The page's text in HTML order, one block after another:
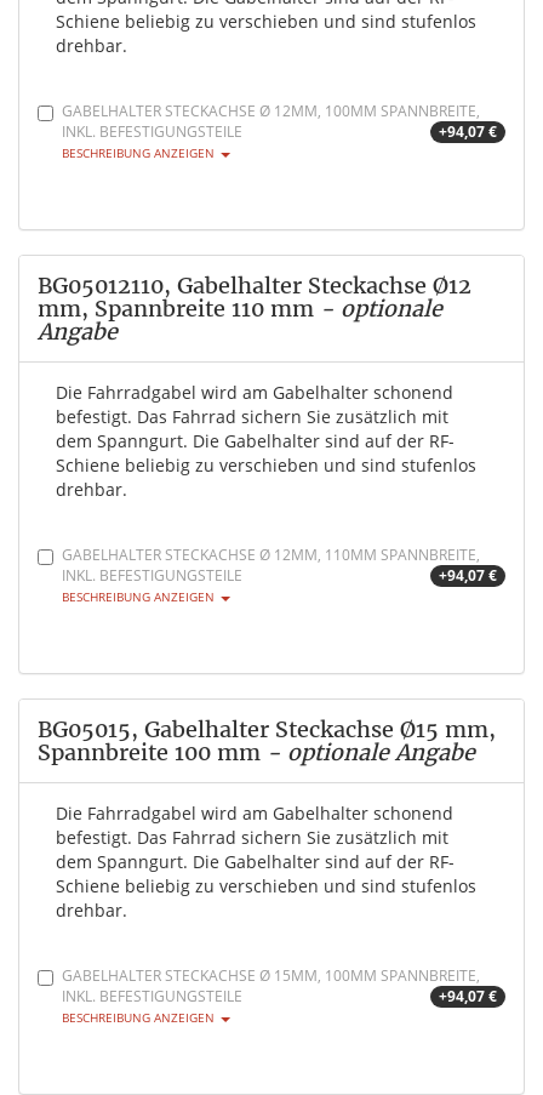
Schiene beliebig zu verschieben und sind stufenlos
drehbar.
GABELHALTER STECKACHSE Ø 12MM, 100MM SPANNBREITE,
INKL. BEFESTIGUNGSTEILE
+94,07 €
BESCHREIBUNG ANZEIGEN
BG05012110, Gabelhalter Steckachse Ø12
mm, Spannbreite 110 mm - optionale
Angabe
Die Fahrradgabel wird am Gabelhalter schonend
befestigt. Das Fahrrad sichern Sie zusätzlich mit
dem Spanngurt. Die Gabelhalter sind auf der RF-
Schiene beliebig zu verschieben und sind stufenlos
drehbar.
GABELHALTER STECKACHSE Ø 12MM, 110MM SPANNBREITE,
INKL. BEFESTIGUNGSTEILE
+94,07 €
BESCHREIBUNG ANZEIGEN
BG05015, Gabelhalter Steckachse Ø15 mm,
Spannbreite 100 mm - optionale Angabe
Die Fahrradgabel wird am Gabelhalter schonend
befestigt. Das Fahrrad sichern Sie zusätzlich mit
dem Spanngurt. Die Gabelhalter sind auf der RF-
Schiene beliebig zu verschieben und sind stufenlos
drehbar.
GABELHALTER STECKACHSE Ø 15MM, 100MM SPANNBREITE,
INKL. BEFESTIGUNGSTEILE
+94,07 €
BESCHREIBUNG ANZEIGEN